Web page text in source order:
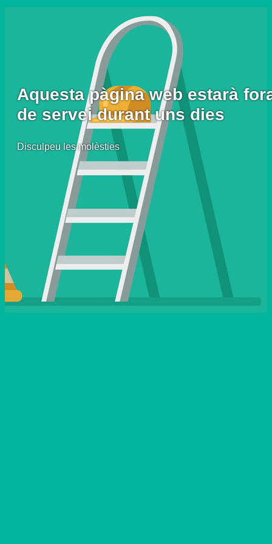
Aquesta pàgina web estarà
de servei durant uns dies
Disculpeu les molèsties